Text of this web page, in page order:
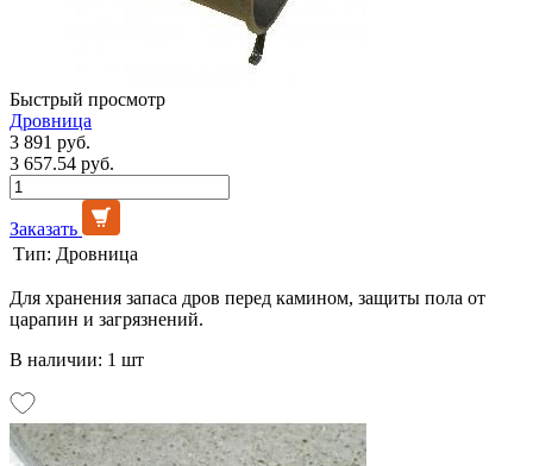
Быстрый просмотр
Дровница
3 891 руб.
3 657.54 руб.
Заказать
Тип: Дровница
Для хранения запаса дров перед камином, защиты пола от
царапин и загрязнений.
В наличии: 1 шт